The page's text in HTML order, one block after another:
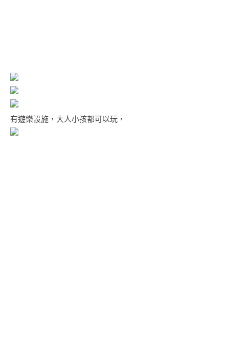
有遊樂設施，大人小孩都可以玩，